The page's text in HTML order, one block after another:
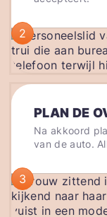
2
PLAN DE
Na akkoord
van de auto.
3